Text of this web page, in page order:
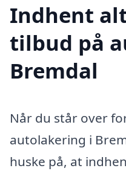
Indhent
tilbud på
Bremdal
Når du står over
autolakering i
huske på, at